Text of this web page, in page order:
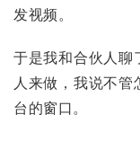
发视频。
于是我和合伙人聊
人来做，我说不
台的窗口。